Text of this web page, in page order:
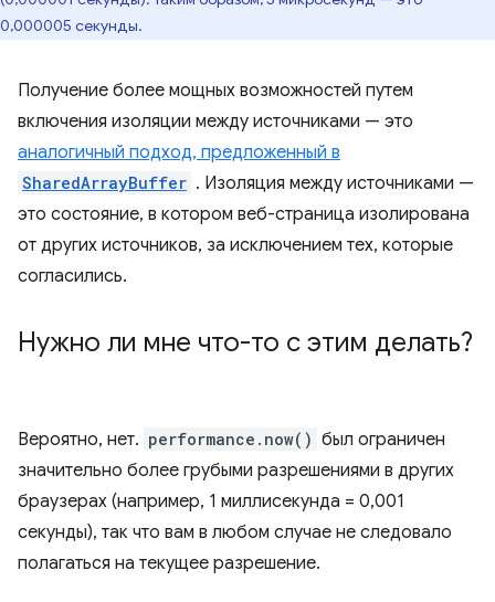
0,000005 секунды.
Получение более мощных возможностей путем
включения изоляции между источниками — это
аналогичный подход, предложенный в
SharedArrayBuffer . Изоляция между источниками —
это состояние, в котором веб-страница изолирована
от других источников, за исключением тех, которые
согласились.
Нужно ли мне что-то с этим делать?
Вероятно, нет. performance.now() был ограничен
значительно более грубыми разрешениями в других
браузерах (например, 1 миллисекунда = 0,001
секунды), так что вам в любом случае не следовало
полагаться на текущее разрешение.